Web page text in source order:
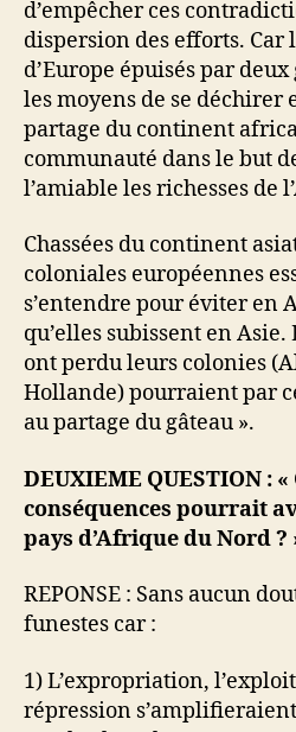
d’empêcher ces
dispersion des efforts. Car
d’Europe épuisés par
les moyens de se déchirer
partage du continent
communauté dans le but
l’amiable les richesses de
Chassées du continent
coloniales européennes
s’entendre pour éviter en
qu’elles subissent en
ont perdu leurs colonies
Hollande) pourraient par
au partage du gâteau ».
DEUXIEME QUESTION :
conséquences pourrait
pays d’Afrique du Nord ?
REPONSE : Sans aucun
funestes car :
1) L’expropriation,
répression